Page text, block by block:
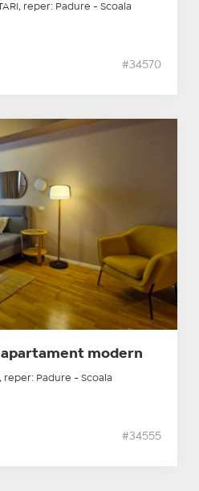
reper: Padure - Scoala
#34570
modern
reper: Padure - Scoala
#34555